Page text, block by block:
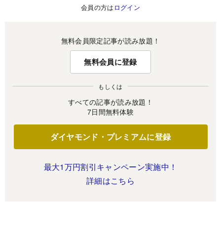
会員の方は ログイン
無料会員限定記事が読み放題！
無料会員に登録
もしくは
すべての記事が読み放題！
7日間無料体験
ダイヤモンド・プレミアムに登録
最大1万円割引キャンペーン実施中！
詳細はこちら